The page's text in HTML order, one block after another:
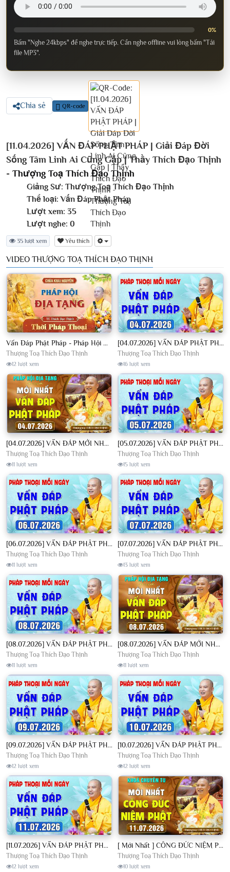
0%
Bấm "Nghe 24kbps" để nghe trực tiếp. Cần nghe offline vui lòng bấm "Tải
file MP3".
Chia sẻ QR-code
[11.04.2026] VẤN ĐÁP PHẬT PHÁP | Giải Đáp Đời
Sống Tâm Linh Ai Cũng Gặp | Thầy Thích Đạo Thịnh
- Thượng Toạ Thích Đạo Thịnh
Giảng Sư: Thượng Toạ Thích Đạo Thịnh
Thể loại: Vấn Đáp Phật Pháp
Lượt xem: 35
Lượt nghe: 0
35 lượt xem Yêu thích
VIDEO THƯỢNG TOẠ THÍCH ĐẠO THỊNH
Vấn Đáp Phật Pháp - Pháp Hội Địa Tạng Ngày 01/08/2026│TT. Thích Đạo Thịnh
Thượng Toạ Thích Đạo Thịnh
12 lượt xem
[04.07.2026] VẤN ĐÁP PHẬT PHÁP - Nghe Thầy giảng Pháp mỗi ngày CÔNG ĐỨC VÔ LƯỢNG│TT. Thích Đạo Thịnh
Thượng Toạ Thích Đạo Thịnh
16 lượt xem
[04.07.2026] VẤN ĐÁP MỚI NHẤT - Pháp Hội Địa Tạng Chùa Khai Nguyên | TT. Thích Đạo Thịnh
Thượng Toạ Thích Đạo Thịnh
11 lượt xem
[05.07.2026] VẤN ĐÁP PHẬT PHÁP - Nghe Thầy giảng Pháp mỗi ngày CÔNG ĐỨC VÔ LƯỢNG│TT. Thích Đạo Thịnh
Thượng Toạ Thích Đạo Thịnh
15 lượt xem
[06.07.2026] VẤN ĐÁP PHẬT PHÁP - Nghe Thầy giảng Pháp mỗi ngày CÔNG ĐỨC VÔ LƯỢNG│TT. Thích Đạo Thịnh
Thượng Toạ Thích Đạo Thịnh
11 lượt xem
[07.07.2026] VẤN ĐÁP PHẬT PHÁP - Nghe Thầy giảng Pháp mỗi ngày CÔNG ĐỨC VÔ LƯỢNG│TT. Thích Đạo Thịnh
Thượng Toạ Thích Đạo Thịnh
13 lượt xem
[08.07.2026] VẤN ĐÁP PHẬT PHÁP - Nghe Thầy giảng Pháp mỗi ngày CÔNG ĐỨC VÔ LƯỢNG│TT. Thích Đạo Thịnh
Thượng Toạ Thích Đạo Thịnh
11 lượt xem
[08.07.2026] VẤN ĐÁP MỚI NHẤT - Pháp Hội Địa Tạng Chùa Khai Nguyên | TT. Thích Đạo Thịnh
Thượng Toạ Thích Đạo Thịnh
11 lượt xem
[09.07.2026] VẤN ĐÁP PHẬT PHÁP - Nghe Thầy giảng Pháp mỗi ngày CÔNG ĐỨC VÔ LƯỢNG│TT. Thích Đạo Thịnh
Thượng Toạ Thích Đạo Thịnh
12 lượt xem
[10.07.2026] VẤN ĐÁP PHẬT PHÁP - Nghe Thầy giảng Pháp mỗi ngày CÔNG ĐỨC VÔ LƯỢNG│TT. Thích Đạo Thịnh
Thượng Toạ Thích Đạo Thịnh
12 lượt xem
[11.07.2026] VẤN ĐÁP PHẬT PHÁP - Nghe Thầy giảng Pháp mỗi ngày CÔNG ĐỨC VÔ LƯỢNG│TT. Thích Đạo Thịnh
Thượng Toạ Thích Đạo Thịnh
12 lượt xem
[ Mới Nhất ] CÔNG ĐỨC NIỆM PHẬT - Khoá Chuyên Tu Chùa Khai Nguyên 11/07/2026 | TT. Thích Đạo Thịnh
Thượng Toạ Thích Đạo Thịnh
10 lượt xem